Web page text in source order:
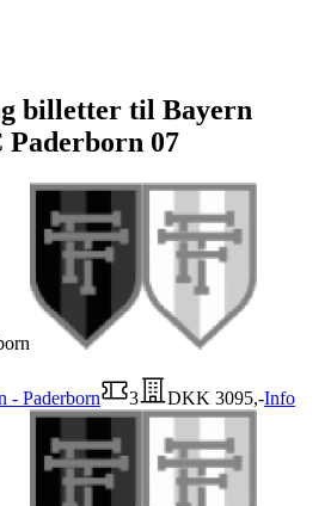
billetter til Bayern
Paderborn 07
- Paderborn 3 DKK 3095,-Info